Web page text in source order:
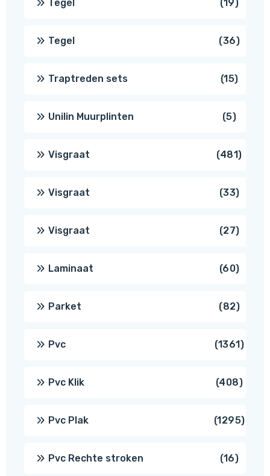
Tegel 19 19
Tegel 3636
Traptreden sets 1515
Unilin Muurplinten 55
Visgraat 481481
Visgraat 3333
Visgraat 2727
Laminaat 6060
Parket 8282
Pvc 13611361
Pvc Klik 408408
Pvc Plak 12951295
Pvc Rechte stroken 1616